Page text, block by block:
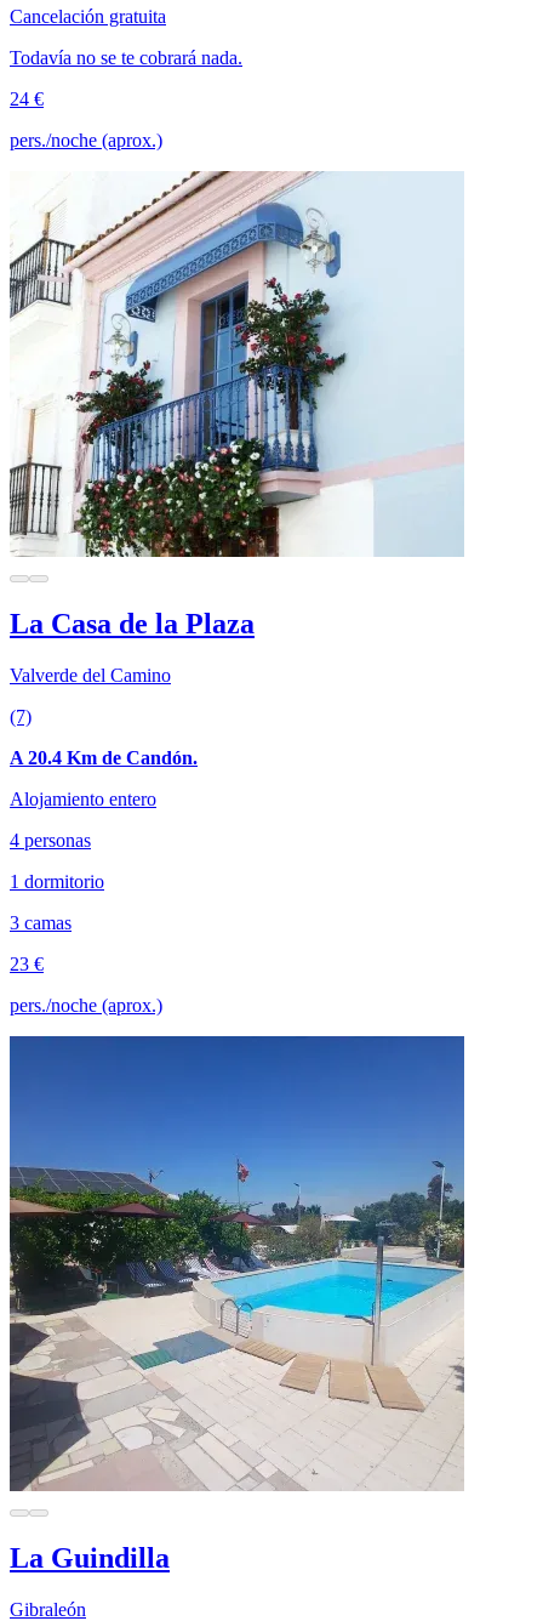
Cancelación gratuita
Todavía no se te cobrará nada.
24 €
pers./noche (aprox.)
La Casa de la Plaza
Valverde del Camino
(7)
A 20.4 Km de Candón.
Alojamiento entero
4 personas
1 dormitorio
3 camas
23 €
pers./noche (aprox.)
La Guindilla
Gibraleón